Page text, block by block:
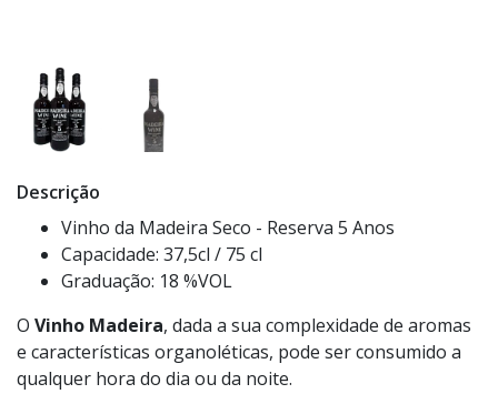
Descrição
Vinho da Madeira Seco - Reserva 5 Anos
Capacidade: 37,5cl / 75 cl
Graduação: 18 %VOL
O Vinho Madeira, dada a sua complexidade de aromas
e características organoléticas, pode ser con­sumido a
qualquer hora do dia ou da noite.